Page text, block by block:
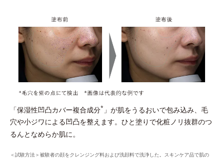
「保湿性凹凸カバー複合成分* 」が肌をうるおいで包み込み、毛
穴や小ジワによる凹凸を整えます。ひと塗りで化粧ノリ抜群のつ
るんとなめらか肌に。
＜試験方法＞被験者の顔をクレンジング料および洗顔料で洗浄した。スキンケア品で肌の